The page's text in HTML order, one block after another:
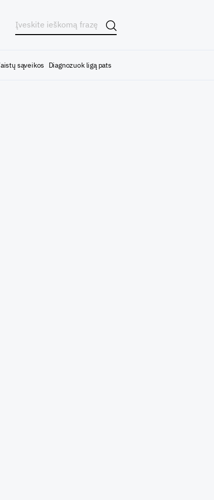
sąveikos Diagnozuok ligą pats